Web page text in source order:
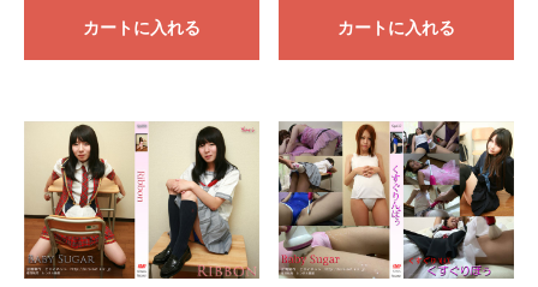
カートに入れる カートに入れる
お買い物を続ける カートへ進む